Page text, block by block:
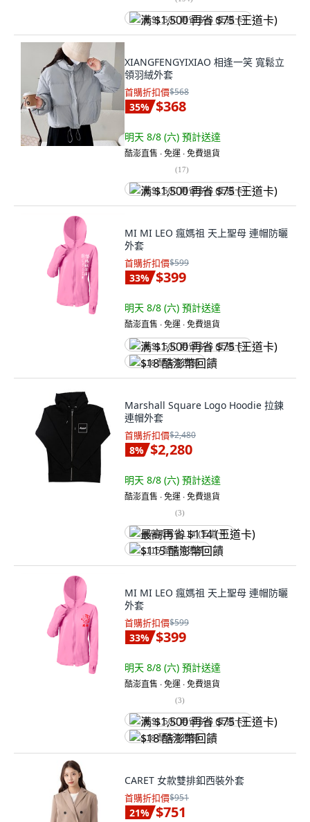
满 $1,500 再省 $75 (王道卡)
XIANGFENGYIXIAO 相逢一笑 寬鬆立
領羽絨外套
首購折扣價$568
35% $368
明天 8/8 (六) 預計送達
酷澎直售 ∙ 免運 ∙ 免費退貨
(17)
满 $1,500 再省 $75 (王道卡)
MI MI LEO 瘋媽祖 天上聖母 連帽防曬
外套
首購折扣價$599
33% $399
明天 8/8 (六) 預計送達
酷澎直售 ∙ 免運 ∙ 免費退貨
满 $1,500 再省 $75 (王道卡)
$18 酷澎幣回饋
Marshall Square Logo Hoodie 拉鍊
連帽外套
首購折扣價$2,480
8% $2,280
明天 8/8 (六) 預計送達
酷澎直售 ∙ 免運 ∙ 免費退貨
(3)
最高再省 $114 (王道卡)
$115 酷澎幣回饋
MI MI LEO 瘋媽祖 天上聖母 連帽防曬
外套
首購折扣價$599
33% $399
明天 8/8 (六) 預計送達
酷澎直售 ∙ 免運 ∙ 免費退貨
(3)
满 $1,500 再省 $75 (王道卡)
$18 酷澎幣回饋
CARET 女款雙排釦西裝外套
首購折扣價$951
21% $751